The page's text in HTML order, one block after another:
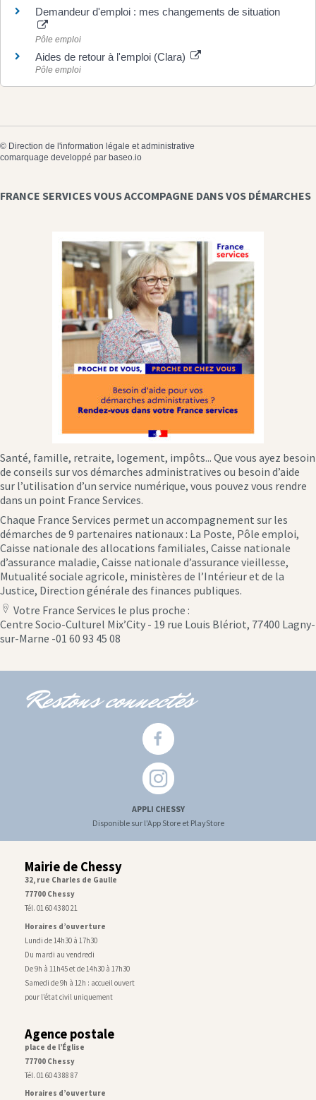
Demandeur d'emploi : mes changements de situation
Pôle emploi
Aides de retour à l'emploi (Clara)
Pôle emploi
© Direction de l'information légale et administrative
comarquage developpé par baseo.io
FRANCE SERVICES VOUS ACCOMPAGNE DANS VOS DÉMARCHES
Santé, famille, retraite, logement, impôts... Que vous ayez besoin
de conseils sur vos démarches administratives ou besoin d’aide
sur l’utilisation d’un service numérique, vous pouvez vous rendre
dans un point France Services.
Chaque France Services permet un accompagnement sur les
démarches de 9 partenaires nationaux : La Poste, Pôle emploi,
Caisse nationale des allocations familiales, Caisse nationale
d’assurance maladie, Caisse nationale d’assurance vieillesse,
Mutualité sociale agricole, ministères de l’Intérieur et de la
Justice, Direction générale des finances publiques.
location
icon
Votre France Services le plus proche :
Centre Socio-Culturel Mix’City - 19 rue Louis Blériot, 77400 Lagny-
sur-Marne -01 60 93 45 08
Restons connectés
APPLI CHESSY
Disponible sur l'App Store et PlayStore
Mairie de Chessy
32, rue Charles de Gaulle
77700 Chessy
Tél. 01 60 43 80 21
Horaires d’ouverture
Lundi de 14h30 à 17h30
Du mardi au vendredi
De 9h à 11h45 et de 14h30 à 17h30
Samedi de 9h à 12h : accueil ouvert
pour l’état civil uniquement
Agence postale
place de l’Église
77700 Chessy
Tél. 01 60 43 88 87
Horaires d’ouverture